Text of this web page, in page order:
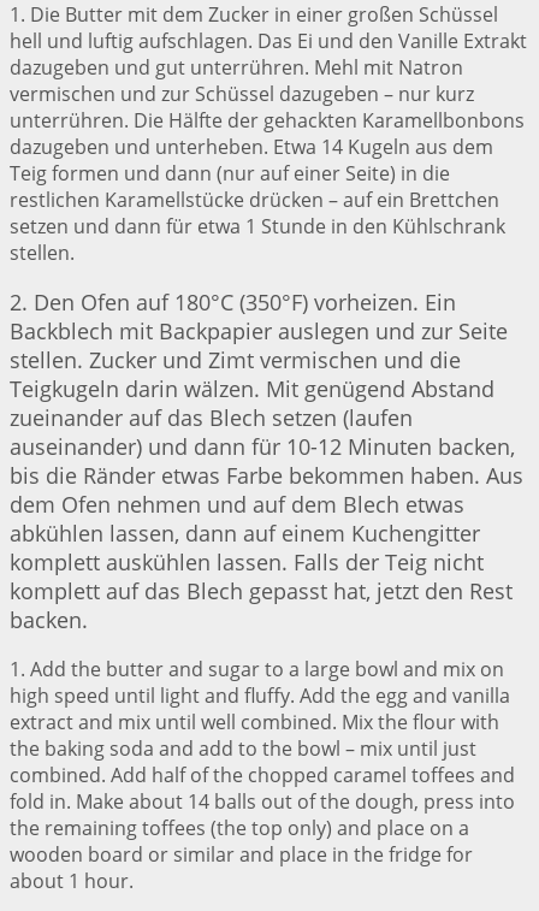
1. Die Butter mit dem Zucker in einer großen Schüssel
hell und luftig aufschlagen. Das Ei und den Vanille Extrakt
dazugeben und gut unterrühren. Mehl mit Natron
vermischen und zur Schüssel dazugeben – nur kurz
unterrühren. Die Hälfte der gehackten Karamellbonbons
dazugeben und unterheben. Etwa 14 Kugeln aus dem
Teig formen und dann (nur auf einer Seite) in die
restlichen Karamellstücke drücken – auf ein Brettchen
setzen und dann für etwa 1 Stunde in den Kühlschrank
stellen.
2. Den Ofen auf 180°C (350°F) vorheizen. Ein
Backblech mit Backpapier auslegen und zur Seite
stellen. Zucker und Zimt vermischen und die
Teigkugeln darin wälzen. Mit genügend Abstand
zueinander auf das Blech setzen (laufen
auseinander) und dann für 10-12 Minuten backen,
bis die Ränder etwas Farbe bekommen haben. Aus
dem Ofen nehmen und auf dem Blech etwas
abkühlen lassen, dann auf einem Kuchengitter
komplett auskühlen lassen. Falls der Teig nicht
komplett auf das Blech gepasst hat, jetzt den Rest
backen.
1. Add the butter and sugar to a large bowl and mix on
high speed until light and fluffy. Add the egg and vanilla
extract and mix until well combined. Mix the flour with
the baking soda and add to the bowl – mix until just
combined. Add half of the chopped caramel toffees and
fold in. Make about 14 balls out of the dough, press into
the remaining toffees (the top only) and place on a
wooden board or similar and place in the fridge for
about 1 hour.